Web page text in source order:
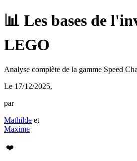
📊 Les bases de
LEGO
Analyse complète de la gamme Speed
Le 17/12/2025,
par
Mathilde et
Maxime
❤️